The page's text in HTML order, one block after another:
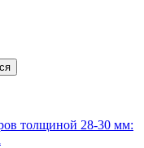
толщиной 28-30 мм: